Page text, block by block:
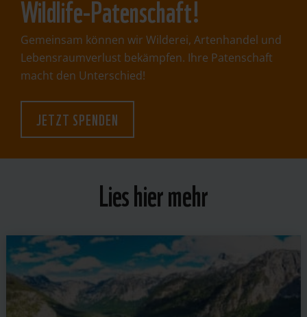
Wildlife-Patenschaft!
Gemeinsam können wir Wilderei, Artenhandel und
Lebensraumverlust bekämpfen. Ihre Patenschaft
macht den Unterschied!
JETZT SPENDEN
Lies hier mehr